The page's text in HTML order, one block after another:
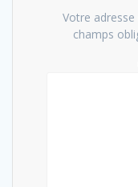
Votre
champs